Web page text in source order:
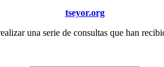
tseyor.org
una serie de consultas que han